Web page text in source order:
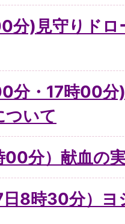
分)見守りドロ
分・17時00分
ついて
00分）献血の
8時30分）ヨ